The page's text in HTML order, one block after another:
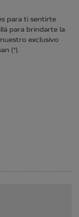
para ti sentirte
para brindarte la
exclusivo
(*).